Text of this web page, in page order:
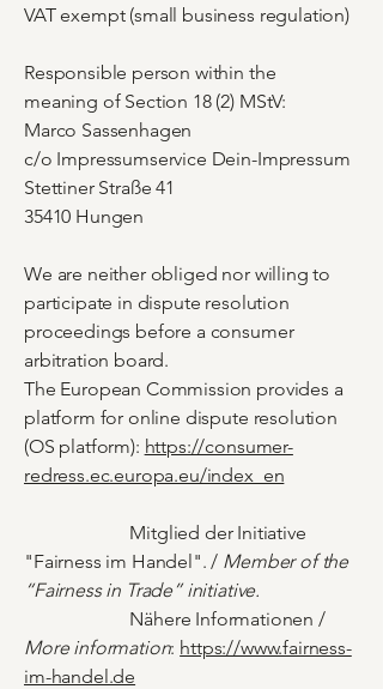
VAT exempt (small business regulation)
Responsible person within the
meaning of Section 18 (2) MStV:
Marco Sassenhagen
c/o Impressumservice Dein-Impressum
Stettiner Straße 41
35410 Hungen
We are neither obliged nor willing to
participate in dispute resolution
proceedings before a consumer
arbitration board.
The European Commission provides a
platform for online dispute resolution
(OS platform): https://consumer-
redress.ec.europa.eu/index_en
Mitglied der Initiative
"Fairness im Handel". / Member of the
“Fairness in Trade” initiative.
Nähere Informationen /
More information: https://www.fairness-
im-handel.de